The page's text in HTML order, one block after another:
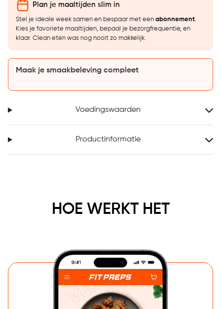
Plan je maaltijden slim in
Stel je ideale week samen en bespaar met een abonnement.
Kies je favoriete maaltijden, bepaal je bezorgfrequentie, en
klaar. Clean eten was nog nooit zo makkelijk.
Maak je smaakbeleving compleet
Voedingswaarden
Productinformatie
HOE WERKT HET